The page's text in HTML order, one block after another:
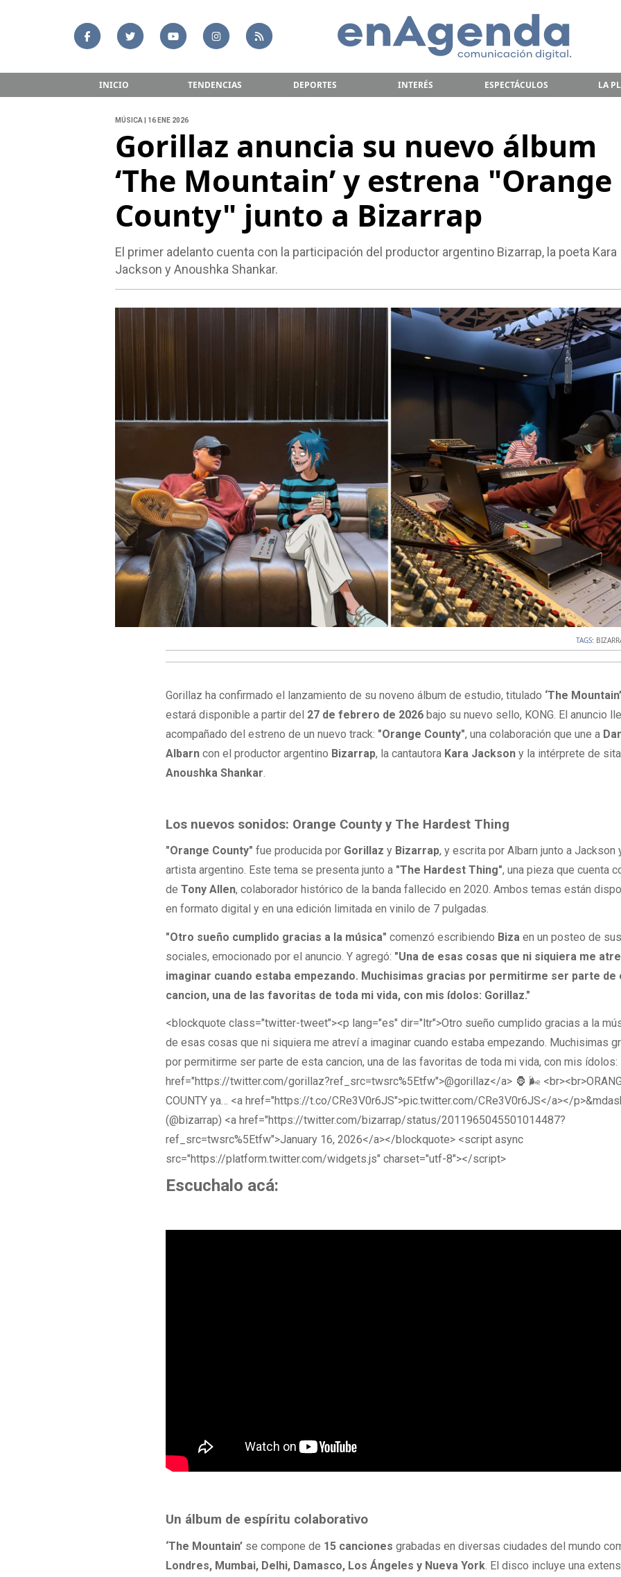
INICIO TENDENCIAS DEPORTES INTERÉS ESPECTÁCULOS LA
MÚSICA | 16 ENE 2026
Gorillaz anuncia su nuevo álbum
‘The Mountain’ y estrena "Orange
County" junto a Bizarrap
El primer adelanto cuenta con la participación del productor argentino Bizarrap, la poeta Kara
Jackson y Anoushka Shankar.
TAGS:
Gorillaz ha confirmado el lanzamiento de su noveno álbum de estudio, titulado ‘The
estará disponible a partir del 27 de febrero de 2026 bajo su nuevo sello, KONG. El anuncio
acompañado del estreno de un nuevo track: "Orange County", una colaboración que une a
Albarn con el productor argentino Bizarrap, la cantautora Kara Jackson y la intérprete de
Anoushka Shankar.
Los nuevos sonidos: Orange County y The Hardest Thing
"Orange County"fue producida por Gorillazy Bizarrap, y escrita por Albarn junto a Jackson
artista argentino. Este tema se presenta junto a "The Hardest Thing", una pieza que cuenta
deTony Allen, colaborador histórico de la banda fallecido en 2020. Ambos temas están
en formato digital y en una edición limitada en vinilo de 7 pulgadas.
"Otro sueño cumplido gracias a la música"comenzó escribiendo Bizaen un posteo de
sociales, emocionado por el anuncio. Y agregó: "Una de esas cosas que ni siquiera me
imaginar cuando estaba empezando. Muchisimas gracias por permitirme ser parte de
cancion, una de las favoritas de toda mi vida, con mis ídolos: Gorillaz."
<blockquote class="twitter-tweet"><p lang="es" dir="ltr">Otro sueño cumplido gracias a la
de esas cosas que ni siquiera me atreví a imaginar cuando estaba empezando. Muchisimas
por permitirme ser parte de esta cancion, una de las favoritas de toda mi vida, con mis ídolos:
href="https://twitter.com/gorillaz?ref_src=twsrc%5Etfw">@gorillaz</a> 🦍 🌬️
COUNTY ya… <a href="https://t.co/CRe3V0r6JS">pic.twitter.com/CRe3V0r6JS</a></
(@bizarrap) <a href="https://twitter.com/bizarrap/status/2011965045501014487?
ref_src=twsrc%5Etfw">January 16, 2026</a></blockquote> <script async
src="https://platform.twitter.com/widgets.js" charset="utf-8"></script>
Escuchalo acá:
Un álbum de espíritu colaborativo
‘The Mountain’ se compone de 15 canciones grabadas en diversas ciudades del mundo
Londres, Mumbai, Delhi, Damasco, Los Ángeles y Nueva York . El disco incluye una